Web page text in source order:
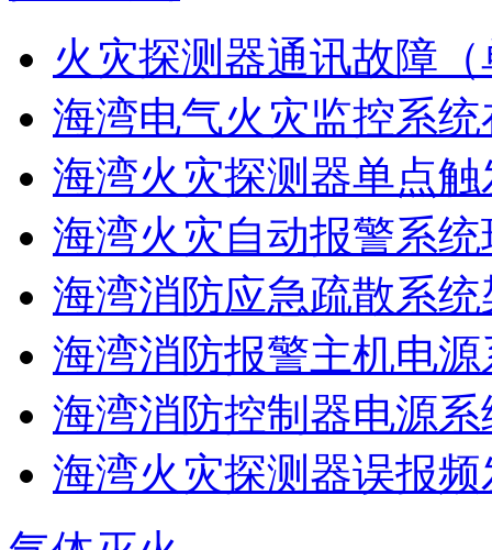
火灾探测器通讯故障
海湾电气火灾监控系统
海湾火灾探测器单点
海湾火灾自动报警系统
海湾消防应急疏散系统
海湾消防报警主机电源
海湾消防控制器电源系
海湾火灾探测器误报频